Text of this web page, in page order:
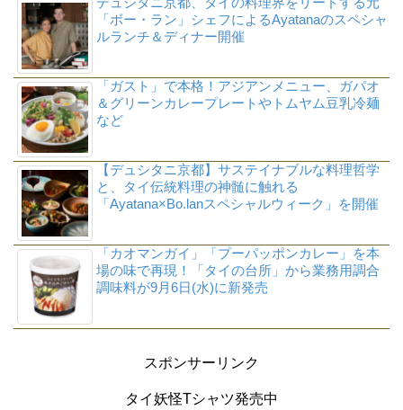
「ボー・ラン」シェフによるAyatanaのスペシャ
ルランチ＆ディナー開催
「ガスト」で本格！アジアンメニュー、ガパオ
＆グリーンカレープレートやトムヤム豆乳冷麺
など
【デュシタニ京都】サステイナブルな料理哲学
と、タイ伝統料理の神髄に触れる
「Ayatana×Bo.lanスペシャルウィーク」を開催
「カオマンガイ」「プーパッポンカレー」を本
場の味で再現！「タイの台所」から業務用調合
調味料が9月6日(水)に新発売
スポンサーリンク
タイ妖怪Tシャツ発売中